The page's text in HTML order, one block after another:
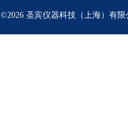
©2026 圣宾仪器科技（上海）有